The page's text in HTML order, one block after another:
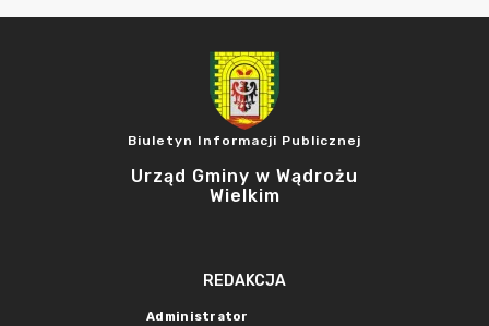
Biuletyn Informacji Publicznej
Urząd Gminy w Wądrożu
Wielkim
REDAKCJA
Administrator